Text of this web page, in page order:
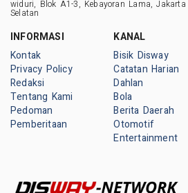
widuri, Blok A1-3, Kebayoran Lama, Jakarta
Selatan
INFORMASI
Kontak
Privacy Policy
Redaksi
Tentang Kami
Pedoman
Pemberitaan
KANAL
Bisik Disway
Catatan Harian
Dahlan
Bola
Berita Daerah
Otomotif
Entertainment